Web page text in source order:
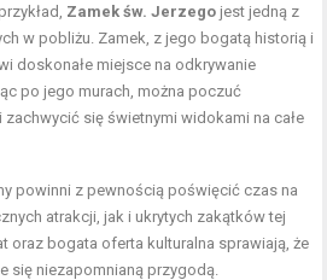
Zamek św. Jerzego jest jedną z
w pobliżu. Zamek, z jego bogatą historią i
doskonałe miejsce na odkrywanie
po jego murach, można poczuć
się świetnymi widokami na całe
powinni z pewnością poświęcić czas na
atrakcji, jak i ukrytych zakątków tej
oraz bogata oferta kulturalna sprawiają, że
się niezapomnianą przygodą.